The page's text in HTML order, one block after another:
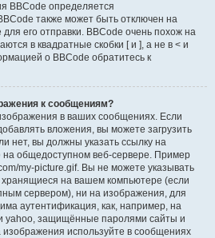
BBCode определяется
также может быть отключен на
его отправки. BBCode очень похож на
в квадратные скобки [ и ], а не в < и
о BBCode обратитесь к
к сообщениям?
в ваших сообщениях. Если
вложения, вы можете загрузить
нет, вы должны указать ссылку на
общедоступном веб-сервере. Пример
my-picture.gif. Вы не можете указывать
на вашем компьютере (если
сервером), ни на изображения, для
аутентификация, как, например, на
yahoo, защищённые паролями сайты и
изображения используйте в сообщениях